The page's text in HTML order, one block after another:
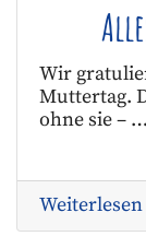
Wir
Muttertag.
ohne sie – …